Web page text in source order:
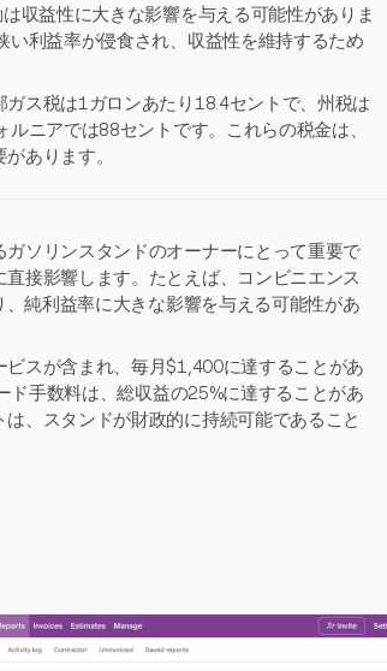
収益性に大きな影響を与える可能性がありま
利益率が侵食され、収益性を維持するため
ス税は1ガロンあたり18.4セントで、州税は
ニアでは88セントです。これらの税金は、
あります。
ソリンスタンドのオーナーにとって重要で
接影響します。たとえば、コンビニエンス
純利益率に大きな影響を与える可能性があ
スが含まれ、毎月$1,400に達することがあ
手数料は、総収益の25%に達することがあ
、スタンドが財政的に持続可能であること